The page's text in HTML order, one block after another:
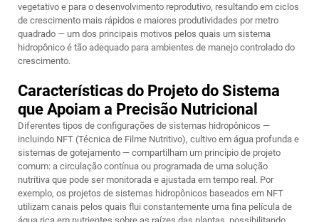
vegetativo e para o desenvolvimento reprodutivo, resultando em ciclos
de crescimento mais rápidos e maiores produtividades por metro
quadrado — um dos principais motivos pelos quais um sistema
hidropônico é tão adequado para ambientes de manejo controlado do
crescimento.
Características do Projeto do Sistema
que Apoiam a Precisão Nutricional
Diferentes tipos de configurações de sistemas hidropônicos —
incluindo NFT (Técnica de Filme Nutritivo), cultivo em água profunda e
sistemas de gotejamento — compartilham um princípio de projeto
comum: a circulação contínua ou programada de uma solução
nutritiva que pode ser monitorada e ajustada em tempo real. Por
exemplo, os projetos de sistemas hidropônicos baseados em NFT
utilizam canais pelos quais flui constantemente uma fina película de